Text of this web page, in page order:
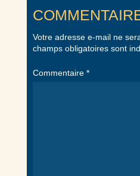
Votre adresse e-mail ne
champs obligatoires sont
Commentaire *